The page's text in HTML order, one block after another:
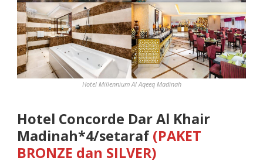
Hotel Millennium Al Aqeeq Madinah
Hotel Concorde Dar Al Khair
Madinah*4/setaraf (PAKET
BRONZE dan SILVER)